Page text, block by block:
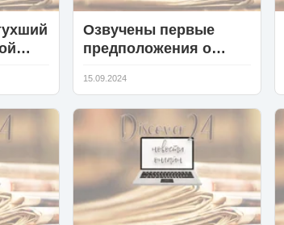
Озвучены первые
предположения о
секретного
самолета
15.09.2024